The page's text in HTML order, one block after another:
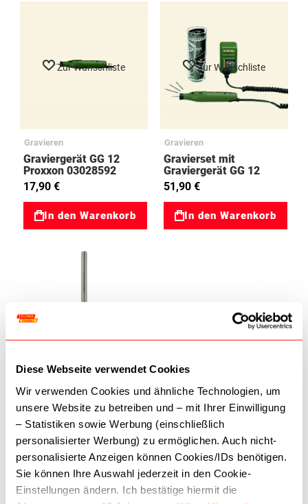
Diese Webseite verwendet Cookies
Wir verwenden Cookies und ähnliche Technologien, um
unsere Website zu betreiben und – mit Ihrer Einwilligung
– Statistiken sowie Werbung (einschließlich
personalisierter Werbung) zu ermöglichen. Auch nicht-
personalisierte Anzeigen können Cookies/IDs benötigen.
Sie können Ihre Auswahl jederzeit in den Cookie-
Einstellungen ändern. Ich bestätige hiermit die
Zur Wunschliste
Gravieren
Graviergerät GG 12
Proxxon 03028592
17,90 €
In den Warenkorb
Zur Wunschliste
Gravieren
Gravierset mit
Graviergerät GG 12
Proxxon 03028635
51,90 €
In den Warenkorb
Diamantstifte
Proxxon Diamantierte
Schleifstifte 5mm 2Stk.
03028246
19,90 €
In den Warenkorb